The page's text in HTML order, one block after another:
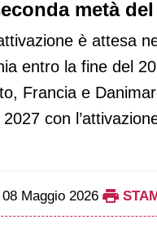
metà del
è attesa
entro la fine del
Francia e
con
08 Maggio 2026